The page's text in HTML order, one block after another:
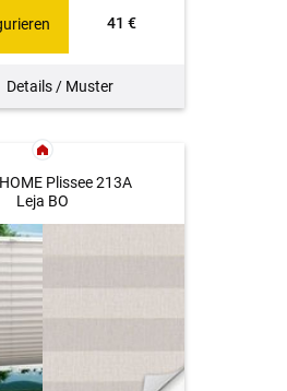
41 €
Details / Muster
Plissee 213A
Leja BO